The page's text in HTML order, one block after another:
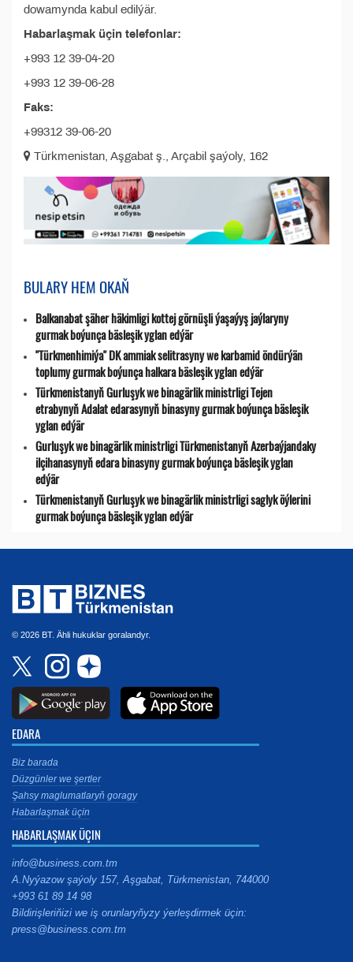
dowamynda kabul edilýär.
Habarlaşmak üçin telefonlar:
+993 12 39-04-20
+993 12 39-06-28
Faks:
+99312 39-06-20
Türkmenistan, Aşgabat ş., Arçabil şaýoly, 162
BULARY HEM OKAŇ
Balkanabat şäher häkimligi kottej görnüşli ýaşaýyş jaýlaryny
gurmak boýunça bäsleşik yglan edýär
"Türkmenhimiýa" DK ammiak selitrasyny we karbamid öndürýän
toplumy gurmak boýunça halkara bäsleşik yglan edýär
Türkmenistanyň Gurluşyk we binagärlik ministrligi Tejen
etrabynyň Adalat edarasynyň binasyny gurmak boýunça bäsleşik
yglan edýär
Gurluşyk we binagärlik ministrligi Türkmenistanyň Azerbaýjandaky
ilçihanasynyň edara binasyny gurmak boýunça bäsleşik yglan
edýär
Türkmenistanyň Gurluşyk we binagärlik ministrligi saglyk öýlerini
gurmak boýunça bäsleşik yglan edýär
© 2026 BT. Ähli hukuklar goralandyr.
EDARA
Biz barada
Düzgünler we şertler
Şahsy maglumatlaryň goragy
Habarlaşmak üçin
HABARLAŞMAK ÜÇIN
info@business.com.tm
A.Nyýazow şaýoly 157, Aşgabat, Türkmenistan, 744000
+993 61 89 14 98
Bildirişleriňizi we iş orunlaryňyzy ýerleşdirmek üçin:
press@business.com.tm